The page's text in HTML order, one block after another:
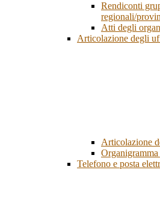
Rendiconti
regionali/
Atti degli
Articolazione degli
Articolazione
Organigramma
Telefono e posta